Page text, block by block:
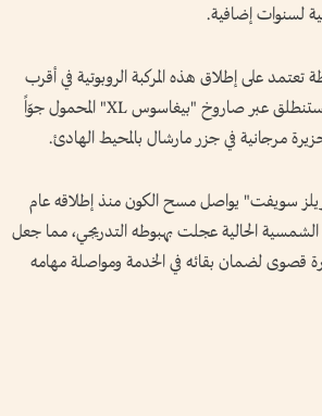
لسنوات إضافية.
تعتمد على إطلاق هذه المركبة الروبوتية في أقرب
وقت هذا الأسبوع، حيث ستنطلق عبر صاروخ "بيغاسوس XL" المحمول جوّاً
مرجانية في جزر مارشال بالمحيط الهادئ.
سويفت" يواصل مسح الكون منذ إطلاقه عام
الشمسية الحالية عجلت بهبوطه التدريجي، مما جعل
قصوى لضمان بقائه في الخدمة ومواصلة مهامه